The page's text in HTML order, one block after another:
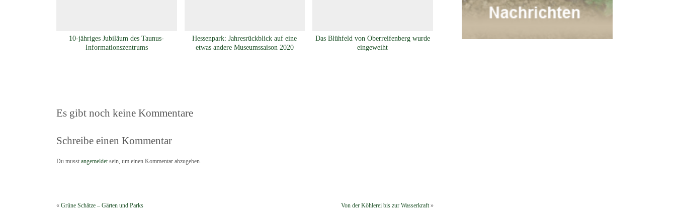
10-jähriges Jubiläum des Taunus-
Informationszentrums
Hessenpark: Jahresrückblick auf eine
etwas andere Museumssaison 2020
Das Blühfeld von Oberreifenberg wurde
eingeweiht
Es gibt noch keine Kommentare
Schreibe einen Kommentar
Du musst angemeldetsein, um einen Kommentar abzugeben.
« Grüne Schätze – Gärten und Parks Von der Köhlerei bis zur Wasserkraft»